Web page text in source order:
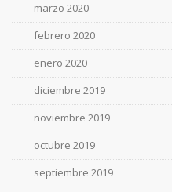
marzo 2020
febrero 2020
enero 2020
diciembre 2019
noviembre 2019
octubre 2019
septiembre 2019